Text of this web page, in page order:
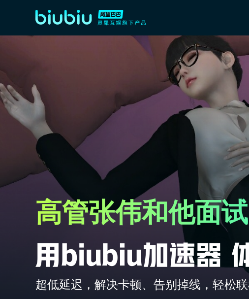
高管张伟和他面
超低延迟，解决卡顿、告别掉线，轻松